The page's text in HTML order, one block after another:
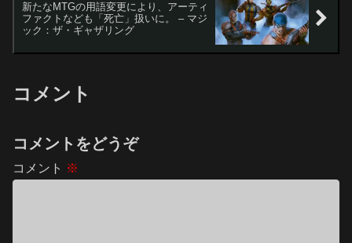
新たなMTGの用語変更により、アーティ
ファクトなども「死亡」扱いに。 – マジ
ック：ザ・ギャザリング
コメント
コメントをどうぞ
コメント ※